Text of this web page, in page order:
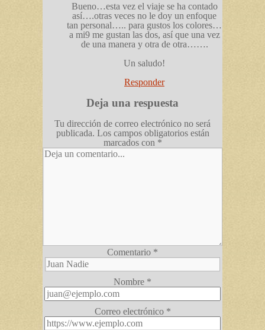
Bueno…esta vez el viaje se ha contado
así….otras veces no le doy un enfoque
tan personal….. para gustos los colores…
a mi9 me gustan las dos, así que una vez
de una manera y otra de otra…….
Un saludo!
Responder
Deja una respuesta
Tu dirección de correo electrónico no será
publicada. Los campos obligatorios están
marcados con *
Comentario *
Nombre *
Correo electrónico *